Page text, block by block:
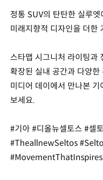
정통 SUV의 탄탄한 실루엣
미래지향적 디자인을 더한
스타맵 시그니처 라이팅과
확장된 실내 공간과 다양한
미디어 데이에서 만나본 기
보세요.
#기아 #디올뉴셀토스 #셀
#TheallnewSeltos
#MovementThatInspires